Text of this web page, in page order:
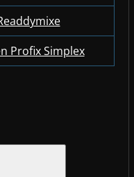
Profix Simplex